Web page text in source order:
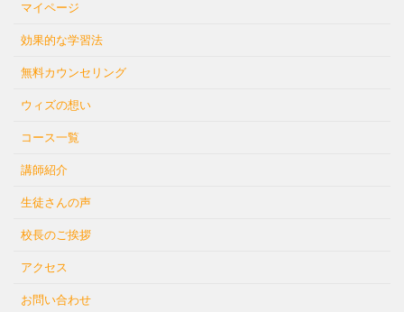
マイページ
効果的な学習法
無料カウンセリング
ウィズの想い
コース一覧
講師紹介
生徒さんの声
校長のご挨拶
アクセス
お問い合わせ